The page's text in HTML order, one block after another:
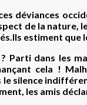
déviances
de la nature,
estiment que
dans les
cela !
silence
les amis